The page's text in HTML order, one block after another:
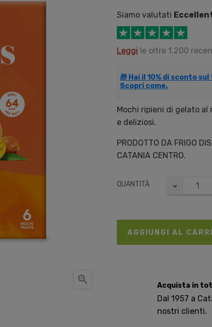

Siamo valutati
Leggi le oltre 1.200
🎁 Hai il 10% di sconto
Scopri come.
Mochi ripieni di gelato
e deliziosi.
PRODOTTO DA FRIGO
CATANIA CENTRO.
QUANTITÀ
AGGIUNGI AL
Acquista in
Dal 1957 a
nostri clienti.